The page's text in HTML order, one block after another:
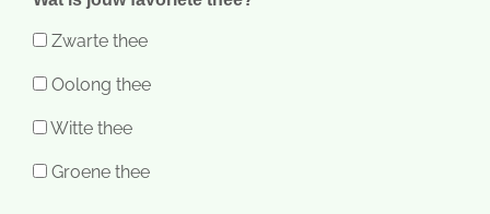
Zwarte thee
Oolong thee
Witte thee
Groene thee